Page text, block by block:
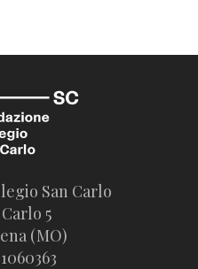
San Carlo
5
(MO)